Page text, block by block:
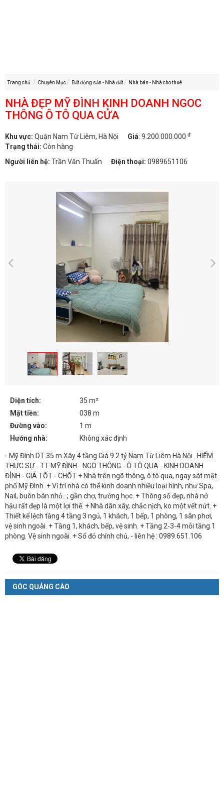
Trang chủ Chuyên Mục Bất động sản - Nhà đất Nhà bán - Nhà cho thuê
NHÀ ĐẸP MỸ ĐÌNH KINH DOANH NGOC
THÔNG Ô TÔ QUA CỬA
Khu vực: Quận Nam Từ Liêm, Hà Nội Giá: 9.200.000.000 đ
Trạng thái: Còn hàng
Người liên hệ: Trần Văn Thuấn Điện thoại: 0989651106
Diện tích:
35 m²
Mặt tiền:
038 m
Đường vào:
1 m
Hướng nhà:
Không xác định
- Mỹ Đình DT 35 m Xây 4 tầng Giá 9.2 tỷ Nam Từ Liêm Hà Nội . HIẾM
THỰC SỰ - TT MỸ ĐÌNH - NGÕ THÔNG - Ô TÔ QUA - KINH DOANH
ĐỈNH - GIÁ TỐT - CHỐT + Nhà trên ngõ thông, ô tô qua, ngay sát mặt
phố Mỹ Đình. + Vị trí nhà có thể kinh doanh nhiều loại hình, như Spa,
Nail, buôn bán nhỏ...; gần chợ, trường học. + Thông số đẹp, nhà nở
hậu rất đẹp là một lợi thế. + Nhà dân xây, chắc nịch, ko một vết nứt. +
Thiết kế lệch tầng 4 tầng 3 ngủ, 1 khách, 1 bếp, 1 phòng, 1 sân phơi,
vệ sinh ngoài. + Tầng 1, khách, bếp, vệ sinh. + Tầng 2-3-4 mỗi tầng 1
phòng. Vệ sinh ngoài. + Sổ đỏ chính chủ, - liên hệ : 0989.651.106
GÓC QUẢNG CÁO